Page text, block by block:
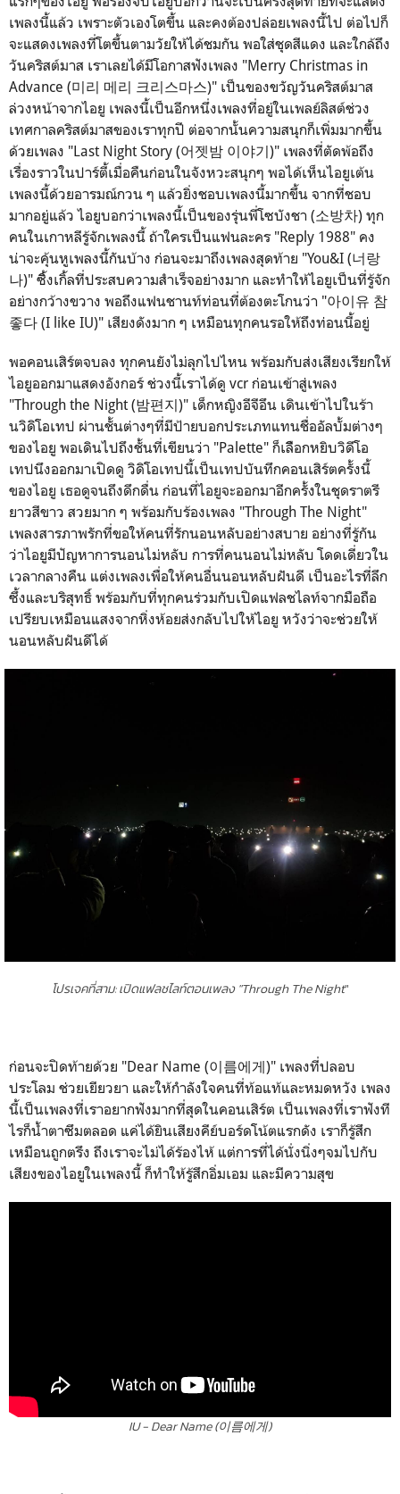
เพลงนี้แล้ว เพราะตัวเองโตขึ้น และคงต้องปล่อยเพลงนี้ไป ต่อไปก็
จะแสดงเพลงที่โตขึ้นตามวัยให้ได้ชมกัน พอใส่ชุดสีแดง และใกล้ถึง
วันคริสต์มาส เราเลยได้มีโอกาสฟังเพลง "Merry Christmas in
Advance (미리 메리 크리스마스)" เป็นของขวัญวันคริสต์มาส
ล่วงหน้าจากไอยู เพลงนี้เป็นอีกหนึ่งเพลงที่อยู่ในเพลย์ลิสต์ช่วง
เทศกาลคริสต์มาสของเราทุกปี ต่อจากนั้นความสนุกก็เพิ่มมากขึ้น
ด้วยเพลง "Last Night Story (어젯밤 이야기)" เพลงที่ตัดพ้อถึง
เรื่องราวในปาร์ตี้เมื่อคืนก่อนในจังหวะสนุกๆ พอได้เห็นไอยูเต้น
เพลงนี้ด้วยอารมณ์กวน ๆ แล้วยิ่งชอบเพลงนี้มากขึ้น จากที่ชอบ
มากอยู่แล้ว ไอยูบอกว่าเพลงนี้เป็นของรุ่นพี่โซบังชา (소방차) ทุก
คนในเกาหลีรู้จักเพลงนี้ ถ้าใครเป็นแฟนละคร "Reply 1988" คง
น่าจะคุ้นหูเพลงนี้กันบ้าง ก่อนจะมาถึงเพลงสุดท้าย "You&I (너랑
나)" ซิิ้งเกิ้ลที่ประสบความสำเร็จอย่างมาก และทำให้ไอยูเป็นที่รู้จัก
อย่างกว้างขวาง พอถึงแฟนชานท์ท่อนที่ต้องตะโกนว่า "아이유 참
좋다 (I like IU)" เสียงดังมาก ๆ เหมือนทุกคนรอให้ถึงท่อนนี้อยู่
พอคอนเสิร์ตจบลง ทุกคนยังไม่ลุกไปไหน พร้อมกับส่งเสียงเรียกให้
ไอยูออกมาแสดงอังกอร์ ช่วงนี้เราได้ดู vcr ก่อนเข้าสู่เพลง
"Through the Night (밤편지)" เด็กหญิงอีจีอึน เดินเข้าไปในร้า
นวิดิโอเทป ผ่านชั้นต่างๆที่มีป้ายบอกประเภทแทนชื่ออัลบั้มต่างๆ
ของไอยู พอเดินไปถึงชั้นที่เขียนว่า "Palette" ก็เลืิอกหยิบวิดีโอ
เทปนึงออกมาเปิดดู วิดิโอเทปนี้เป็นเทปบันทึกคอนเสิร์ตครั้งนี้
ของไอยู เธอดูจนถึงดึกดื่น ก่อนที่ไอยูจะออกมาอีกครั้งในชุดราตรี
ยาวสีขาว สวยมาก ๆ พร้อมกับร้องเพลง "Through The Night"
เพลงสารภาพรักที่ขอให้คนที่รักนอนหลับอย่างสบาย อย่างที่รู้กัน
ว่าไอยูมีปัญหาการนอนไม่หลับ การที่คนนอนไม่หลับ โดดเดี่ยวใน
เวลากลางคืน แต่งเพลงเพื่อให้คนอื่นนอนหลับฝันดี เป็นอะไรที่ลึก
ซึ้งและบริสุทธิ์ พร้อมกับที่ทุกคนร่วมกับเปิดแฟลชไลท์จากมือถือ
เปรียบเหมือนแสงจากหิ่งห้อยส่งกลับไปให้ไอยู หวังว่าจะช่วยให้
นอนหลับฝันดีได้
โปรเจคที่สาม: เปิดแฟลชไลท์ตอนเพลง "Through The Night"
ก่อนจะปิดท้ายด้วย "Dear Name (이름에게)" เพลงที่ปลอบ
ประโลม ช่วยเยียวยา และให้กำลังใจคนที่ท้อแท้และหมดหวัง เพลง
นี้เป็นเพลงที่เราอยากฟังมากที่สุดในคอนเสิร์ต เป็นเพลงที่เราฟังที
ไรก็น้ำตาซึมตลอด แค่ได้ยินเสียงคีย์บอร์ดโน้ตแรกดัง เราก็รู้สึก
เหมือนถูกตรึง ถึงเราจะไม่ได้ร้องไห้ แต่การที่ได้นั่งนิ่งๆจมไปกับ
เสียงของไอยูในเพลงนี้ ก็ทำให้รู้สึกอิ่มเอม และมีความสุข
IU - Dear Name (이름에게)